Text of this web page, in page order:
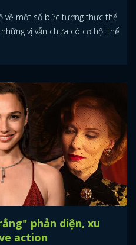
về một số bức tượng thực thể
vị vẫn chưa có cơ hội thể
phản diện, xu
action